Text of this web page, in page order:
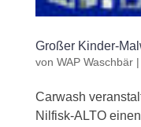
Großer Kinder-
von WAP Waschbär|
Carwash
Nilfisk-ALTO